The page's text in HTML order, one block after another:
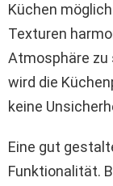
Küchen
Texturen
Atmosphäre zu
wird die
keine
Eine gut
Funktionalität.